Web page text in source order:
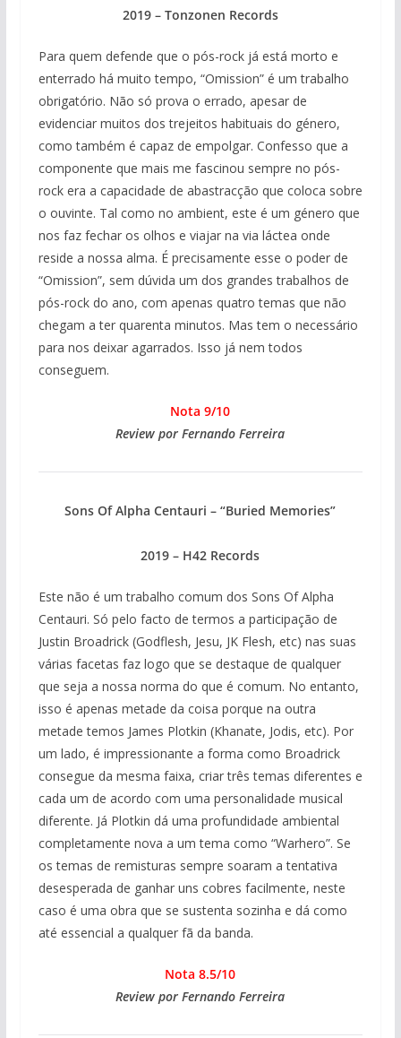
2019 – Tonzonen Records
Para quem defende que o pós-rock já está morto e
enterrado há muito tempo, “Omission” é um trabalho
obrigatório. Não só prova o errado, apesar de
evidenciar muitos dos trejeitos habituais do género,
como também é capaz de empolgar. Confesso que a
componente que mais me fascinou sempre no pós-
rock era a capacidade de abastracção que coloca sobre
o ouvinte. Tal como no ambient, este é um género que
nos faz fechar os olhos e viajar na via láctea onde
reside a nossa alma. É precisamente esse o poder de
“Omission”, sem dúvida um dos grandes trabalhos de
pós-rock do ano, com apenas quatro temas que não
chegam a ter quarenta minutos. Mas tem o necessário
para nos deixar agarrados. Isso já nem todos
conseguem.
Nota 9/10
Review por Fernando Ferreira
Sons Of Alpha Centauri – “Buried Memories”
2019 – H42 Records
Este não é um trabalho comum dos Sons Of Alpha
Centauri. Só pelo facto de termos a participação de
Justin Broadrick (Godflesh, Jesu, JK Flesh, etc) nas suas
várias facetas faz logo que se destaque de qualquer
que seja a nossa norma do que é comum. No entanto,
isso é apenas metade da coisa porque na outra
metade temos James Plotkin (Khanate, Jodis, etc). Por
um lado, é impressionante a forma como Broadrick
consegue da mesma faixa, criar três temas diferentes e
cada um de acordo com uma personalidade musical
diferente. Já Plotkin dá uma profundidade ambiental
completamente nova a um tema como “Warhero”. Se
os temas de remisturas sempre soaram a tentativa
desesperada de ganhar uns cobres facilmente, neste
caso é uma obra que se sustenta sozinha e dá como
até essencial a qualquer fã da banda.
Nota 8.5/10
Review por Fernando Ferreira